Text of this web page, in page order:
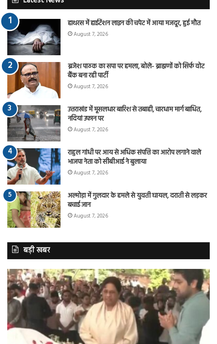
हाथरस में हाईटेंशन लाइन की चपेट में आया मजदूर, हुई मौत
August 7, 2026
ब्रजेश पाठक का सपा पर हमला, बोले- ब्राह्मणों को सिर्फ वोट
बैंक बना रही पार्टी
August 7, 2026
उत्तराखंड में मूसलधार बारिश से तबाही, चारधाम मार्ग बाधित,
नदियां उफान पर
August 7, 2026
राहुल गांधी पर आय से अधिक संपत्ति का आरोप लगाने वाले
भाजपा नेता को सीबीआई ने बुलाया
August 7, 2026
अल्मोड़ा में गुलदार के हमले से युवती घायल, दराती से लड़कर
बचाई जान
August 7, 2026
बड़ी खबर